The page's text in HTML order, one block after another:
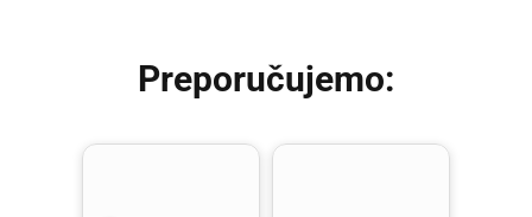
Preporučujemo: